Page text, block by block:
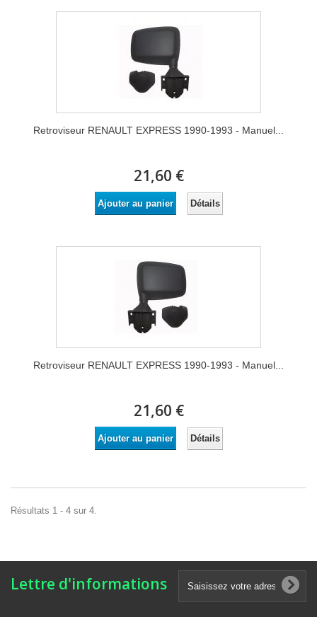
Retroviseur RENAULT EXPRESS 1990-1993 - Manuel...
21,60 €
Ajouter au panier Détails
Retroviseur RENAULT EXPRESS 1990-1993 - Manuel...
21,60 €
Ajouter au panier Détails
Résultats 1 - 4 sur 4.
Lettre d'informations